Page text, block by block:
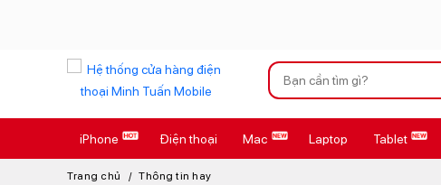
Xu hướng tìm kiếm
iPhone 17 Pro Max
iPhone Điện thoại Mac Laptop Tablet
Trang chủ Thông tin hay